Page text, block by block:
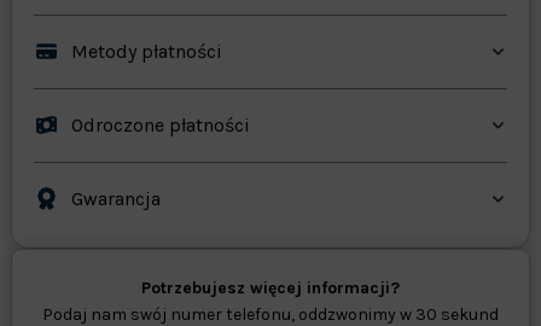
Metody płatności
Odroczone płatności
Gwarancja
Potrzebujesz więcej informacji?
Podaj nam swój numer telefonu, oddzwonimy w 30 sekund